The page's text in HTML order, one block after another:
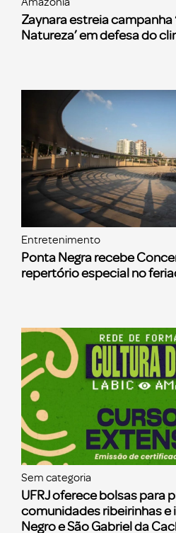
Zaynara estreia campanha
Natureza’ em defesa do
Entretenimento
Ponta Negra recebe
repertório especial no
Sem categoria
UFRJ oferece bolsas para
comunidades ribeirinhas e
Negro e São Gabriel da